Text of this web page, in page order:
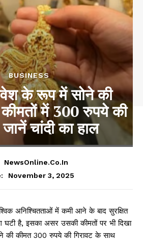
BUSINESS
के रूप में सोने की
में 300 रुपये की
चांदी का हाल
NewsOnline.co.in
November 3, 2025
अनिश्चितताओं में कमी आने के बाद सुरक्षित
है, इसका असर उसकी कीमतों पर भी दिखा
की कीमत 300 रुपये की गिरावट के साथ